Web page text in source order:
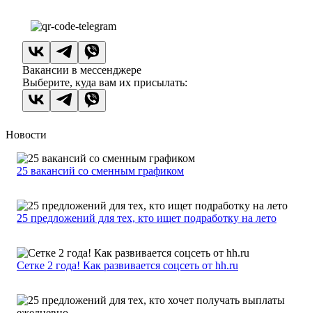
Вакансии в мессенджере
Выберите, куда вам их присылать:
Новости
25 вакансий со сменным графиком
25 предложений для тех, кто ищет подработку на лето
Сетке 2 года! Как развивается соцсеть от hh.ru